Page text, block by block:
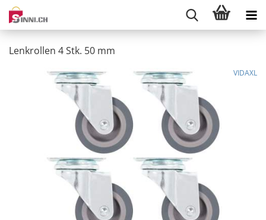
Lenkrollen 4 Stk. 50 mm
VIDAXL